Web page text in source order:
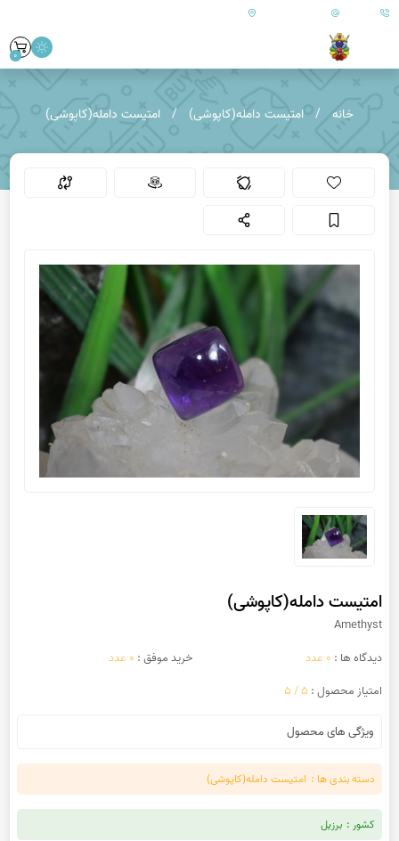
09179890157 ایران - فارس - کازرون
0
خانه امتیست دامله(کاپوشی) امتیست دامله(کاپوشی)
امتیست دامله(کاپوشی)
Amethyst
دیدگاه ها : 0 عدد خرید موفق : 0 عدد
امتیاز محصول : 5 / 5
ویژگی های محصول
دسته بندی ها : امتیست دامله(کاپوشی)
کشور : برزیل